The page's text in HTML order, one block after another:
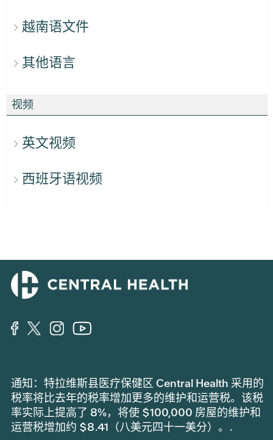
越南语文件
其他语言
视频
英文视频
西班牙语视频
通知：特拉维斯县医疗保健区 Central Health 采用的
税率将比去年的税率增加更多的维护和运营税。该税
率实际上提高了 8%，将使 $100,000 房屋的维护和
运营税增加约 $8.41（八美元四十一美分）。.